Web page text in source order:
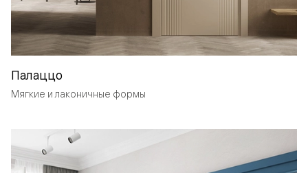
Палаццо
Мягкие и лаконичные формы